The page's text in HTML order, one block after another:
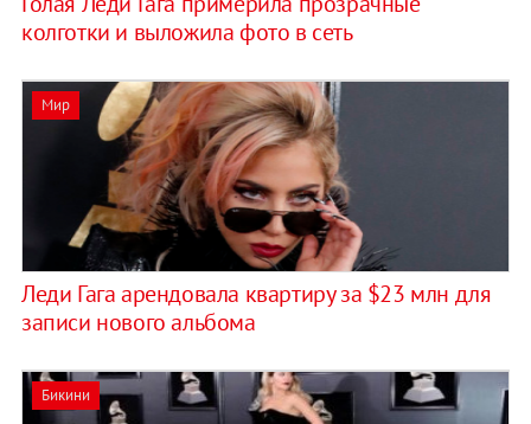
колготки и выложила фото в сеть
Мир
Леди Гага арендовала квартиру за $23 млн для
записи нового альбома
Бикини